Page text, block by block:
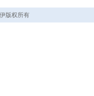
版权所有